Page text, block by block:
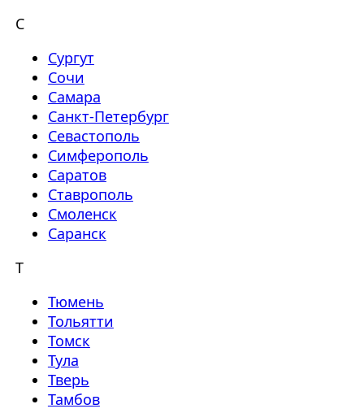
С
Сургут
Сочи
Самара
Санкт-Петербург
Севастополь
Симферополь
Саратов
Ставрополь
Смоленск
Саранск
Т
Тюмень
Тольятти
Томск
Тула
Тверь
Тамбов